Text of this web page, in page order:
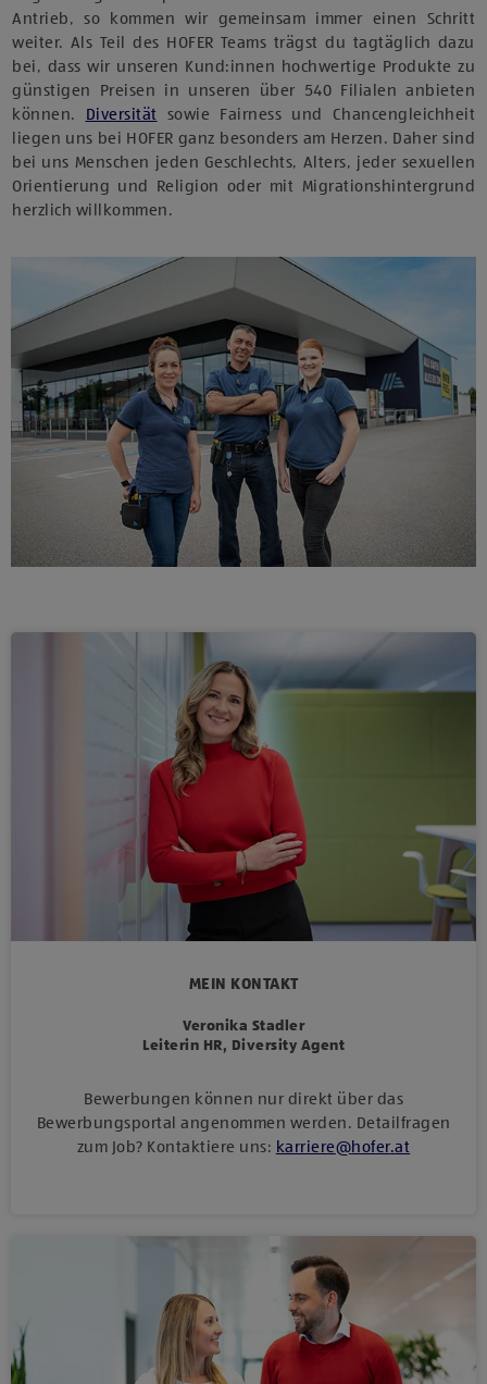
Antrieb, so kommen wir gemeinsam immer einen Schritt
weiter. Als Teil des HOFER Teams trägst du tagtäglich dazu
bei, dass wir unseren Kund:innen hochwertige Produkte zu
günstigen Preisen in unseren über 540 Filialen anbieten
können. Diversität sowie Fairness und Chancengleichheit
liegen uns bei HOFER ganz besonders am Herzen. Daher sind
bei uns Menschen jeden Geschlechts, Alters, jeder sexuellen
Orientierung und Religion oder mit Migrationshintergrund
herzlich willkommen.
MEIN KONTAKT
Veronika Stadler
Leiterin HR, Diversity Agent
Bewerbungen können nur direkt über das
Bewerbungsportal angenommen werden. Detailfragen
zum Job? Kontaktiere uns: karriere@hofer.at